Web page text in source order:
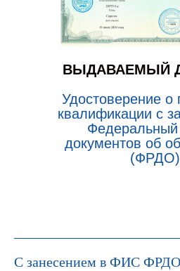
ВЫДАВАЕМЫЙ
Удостоверение
квалификации с
Федеральный
документов об
С занесением в ФИС ФРДО